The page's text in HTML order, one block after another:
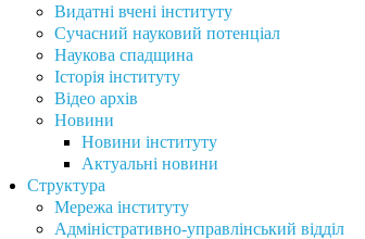
Видатні вчені інституту
Сучасний науковий потенціал
Наукова спадщина
Історія інституту
Відео архів
Новини
Новини інституту
Актуальні новини
Структура
Мережа інституту
Адміністративно-управлінський відділ